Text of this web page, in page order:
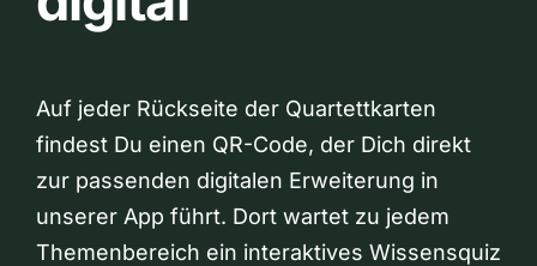
Auf jeder Rückseite der Quartettkarten
findest Du einen QR-Code, der Dich direkt
zur passenden digitalen Erweiterung in
unserer App führt. Dort wartet zu jedem
Themenbereich ein interaktives Wissensquiz